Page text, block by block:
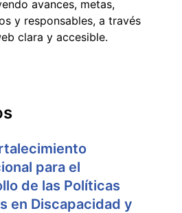
avances, metas,
y responsables, a través
clara y accesible.
para el
de las Políticas
en Discapacidad y